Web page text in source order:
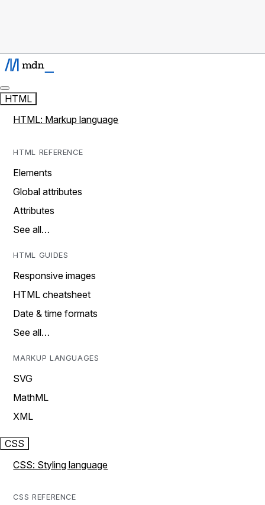
HTML
HTML: Markup language
HTML REFERENCE
Elements
Global attributes
Attributes
See all…
HTML GUIDES
Responsive images
HTML cheatsheet
Date & time formats
See all…
MARKUP LANGUAGES
SVG
MathML
XML
CSS
CSS: Styling language
CSS REFERENCE